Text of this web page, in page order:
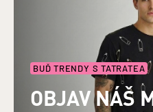
BUĎ TRENDY S TATRATEA
OBJAV NÁŠ